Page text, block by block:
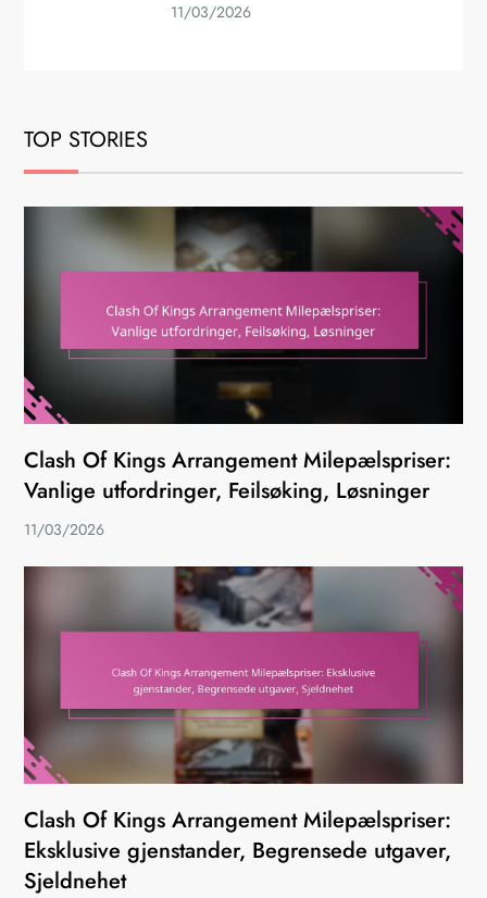
11/03/2026
TOP STORIES
Clash Of Kings Arrangement Milepælspriser:
Vanlige utfordringer, Feilsøking, Løsninger
11/03/2026
Clash Of Kings Arrangement Milepælspriser:
Eksklusive gjenstander, Begrensede utgaver,
Sjeldnehet